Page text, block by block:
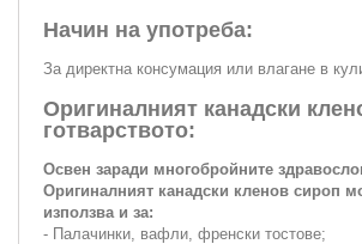
Начин на употреба:
За директна консумация или влагане в
Оригиналният канадски
готварството:
Освен заради многобройните
Оригиналният канадски кленов сироп
използва и за:
- Палачинки, вафли, френски тостове;